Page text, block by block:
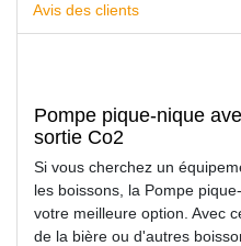
Avis des clients
Pompe pique-nique
sortie Co2
Si vous cherchez un
les boissons, la Pompe
votre meilleure option. Avec
de la bière ou d'autres